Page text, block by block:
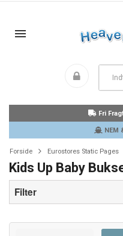
Fri
NEM
Forside Eurostores Static Pages
Kids Up Baby
Filter